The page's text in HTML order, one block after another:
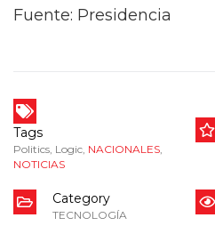
Fuente: Presidencia
Tags
Politics Logic NACIONALES
NOTICIAS
Category
TECNOLOGÍA